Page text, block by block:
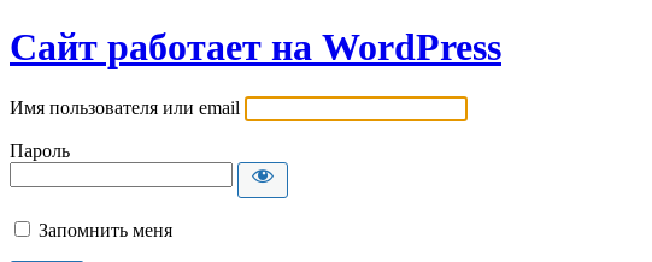
Сайт работает на WordPress
Имя пользователя или email
Пароль
Запомнить меня